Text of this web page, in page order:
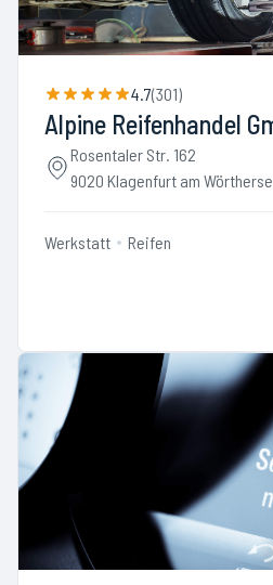
4.7(301)
Alpine Reifenhandel
Rosentaler Str. 162
9020 Klagenfurt am
Werkstatt Reifen